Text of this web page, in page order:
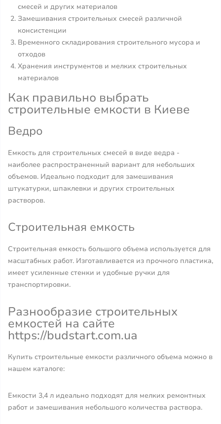
смесей и других материалов
Замешивания строительных смесей различной
консистенции
Временного складирования строительного мусора и
отходов
Хранения инструментов и мелких строительных
материалов
Как правильно выбрать
строительные емкости в Киеве
Ведро
Емкость для строительных смесей в виде ведра -
наиболее распространенный вариант для небольших
объемов. Идеально подходит для замешивания
штукатурки, шпаклевки и других строительных
растворов.
Строительная емкость
Строительная емкость большого объема используется для
масштабных работ. Изготавливается из прочного пластика,
имеет усиленные стенки и удобные ручки для
транспортировки.
Разнообразие строительных
емкостей на сайте
https://budstart.com.ua
Купить строительные емкости различного объема можно в
нашем каталоге:
Емкости 3,4 л идеально подходят для мелких ремонтных
работ и замешивания небольшого количества раствора.